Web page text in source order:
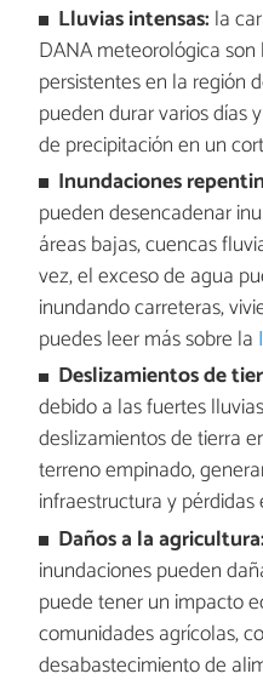
Lluvias intensas: la
DANA meteorológica
persistentes en la región
pueden durar varios días
de precipitación en un
Inundaciones
pueden desencadenar
áreas bajas, cuencas
vez, el exceso de agua
inundando carreteras,
puedes leer más sobre la
Deslizamientos de
debido a las fuertes
deslizamientos de tierra
terreno empinado,
infraestructura y pérdidas
Daños a la agricultura:
inundaciones pueden
puede tener un impacto
comunidades agrícolas,
desabastecimiento de